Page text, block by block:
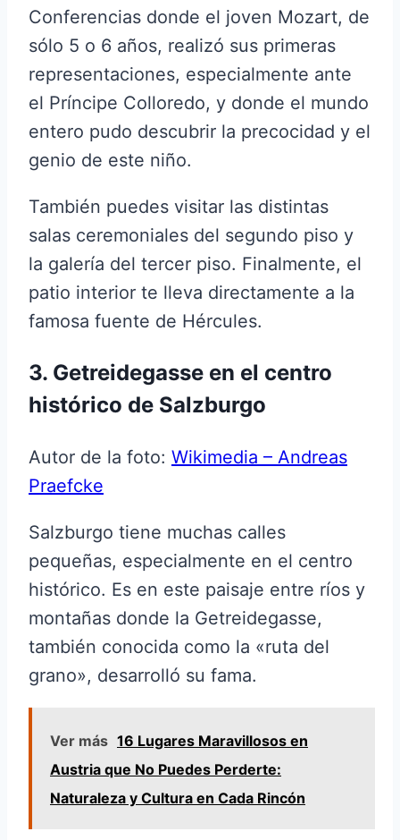
Conferencias donde el joven Mozart, de
sólo 5 o 6 años, realizó sus primeras
representaciones, especialmente ante
el Príncipe Colloredo, y donde el mundo
entero pudo descubrir la precocidad y el
genio de este niño.
También puedes visitar las distintas
salas ceremoniales del segundo piso y
la galería del tercer piso. Finalmente, el
patio interior te lleva directamente a la
famosa fuente de Hércules.
3. Getreidegasse en el centro
histórico de Salzburgo
Autor de la foto: Wikimedia – Andreas
Praefcke
Salzburgo tiene muchas calles
pequeñas, especialmente en el centro
histórico. Es en este paisaje entre ríos y
montañas donde la Getreidegasse,
también conocida como la «ruta del
grano», desarrolló su fama.
Ver más 16 Lugares Maravillosos en
Austria que No Puedes Perderte:
Naturaleza y Cultura en Cada Rincón